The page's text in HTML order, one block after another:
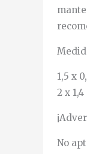
1,5 x
2 x
No